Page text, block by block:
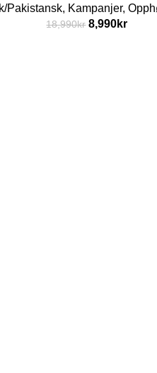
Pakistansk, Kampanjer,
18,990kr 8,990kr